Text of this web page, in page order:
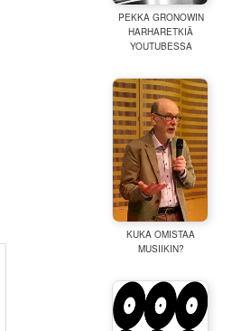
PEKKA GRONOWIN
HARHARETKIÄ
YOUTUBESSA
KUKA OMISTAA
MUSIIKIN?